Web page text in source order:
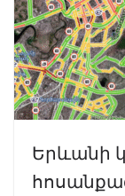
Երևանի